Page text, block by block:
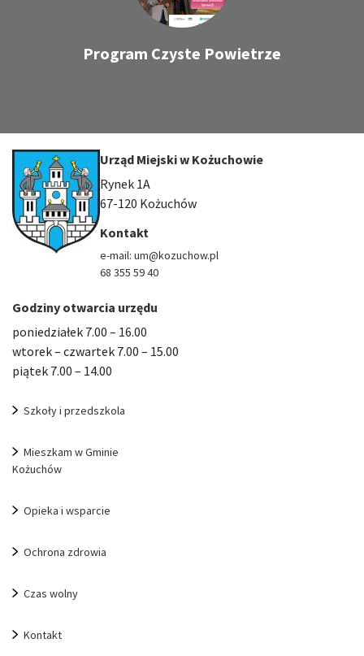
Program Czyste Powietrze
Urząd Miejski w Kożuchowie
Rynek 1A
67-120 Kożuchów
Kontakt
e-mail: um@kozuchow.pl
68 355 59 40
Godziny otwarcia urzędu
poniedziałek 7.00 – 16.00
wtorek – czwartek 7.00 – 15.00
piątek 7.00 – 14.00
Szkoły i przedszkola
Mieszkam w Gminie
Kożuchów
Opieka i wsparcie
Ochrona zdrowia
Czas wolny
Kontakt